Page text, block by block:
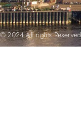
© 2024 All rights